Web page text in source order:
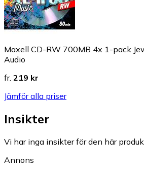
Maxell CD-RW 700MB 4x 1-pack
Audio
fr. 219 kr
Jämför alla priser
Insikter
Vi har inga insikter för den här
Annons